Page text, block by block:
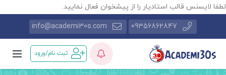
لطفا لایسنس قالب استادیار را از پیشخوان فعال نمایید.
09356862847
info@academi30s.com
ثبت نام/ورود